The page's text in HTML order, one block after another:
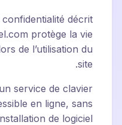
décrit
protège la vie
de l’utilisation du
site.
service de clavier
en ligne, sans
de logiciel.